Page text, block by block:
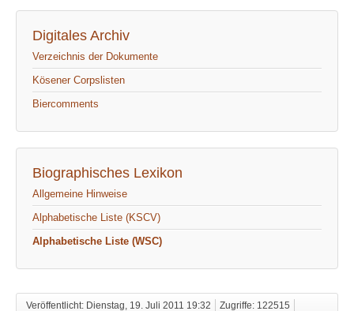
Digitales Archiv
Verzeichnis der Dokumente
Kösener Corpslisten
Biercomments
Biographisches Lexikon
Allgemeine Hinweise
Alphabetische Liste (KSCV)
Alphabetische Liste (WSC)
Veröffentlicht: Dienstag, 19. Juli 2011 19:32 Zugriffe: 122515